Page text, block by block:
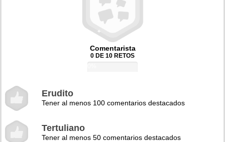
Comentarista
0 DE 10 RETOS
Erudito
Tener al menos 100 comentarios destacados
Tertuliano
Tener al menos 50 comentarios destacados